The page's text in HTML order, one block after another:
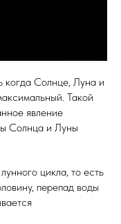
когда Солнце, Луна и
Такой
явление
Солнца и Луны
цикла, то есть
перепад воды